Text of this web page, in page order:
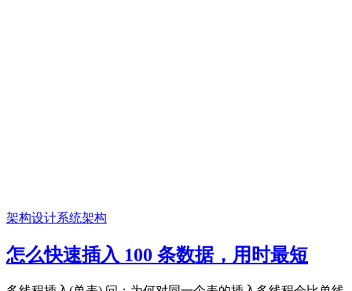
架构设计系统架构
怎么快速插入 100 条数据，用时最短